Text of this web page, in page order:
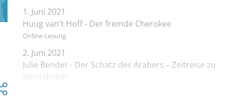
1. Juni 2021
Huug van't Hoff - Der fremde Cherokee
Online-Lesung
2. Juni 2021
Julie Bender - Der Schatz des Arabers – Zeitreise zu
Störtebeker